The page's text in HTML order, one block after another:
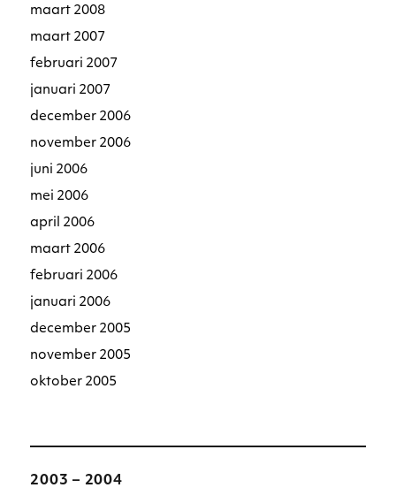
maart 2008
maart 2007
februari 2007
januari 2007
december 2006
november 2006
juni 2006
mei 2006
april 2006
maart 2006
februari 2006
januari 2006
december 2005
november 2005
oktober 2005
2003 – 2004